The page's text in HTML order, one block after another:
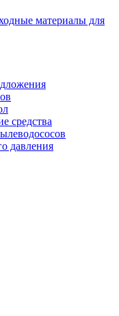
материалы для
средства
давления